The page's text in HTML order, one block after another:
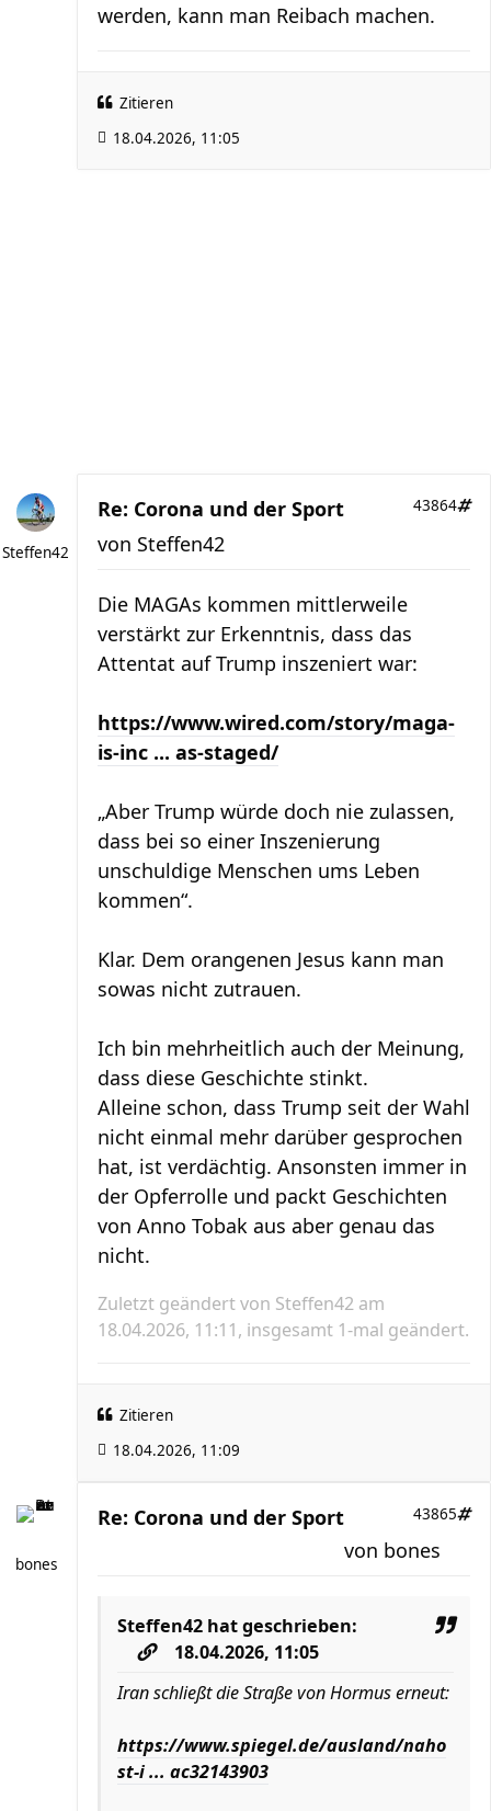
werden, kann man Reibach machen.
Zitieren
18.04.2026, 11:05
Steffen42
Re: Corona und der Sport 43864
von Steffen42
Die MAGAs kommen mittlerweile
verstärkt zur Erkenntnis, dass das
Attentat auf Trump inszeniert war:
https://www.wired.com/story/maga-
is-inc ... as-staged/
„Aber Trump würde doch nie zulassen,
dass bei so einer Inszenierung
unschuldige Menschen ums Leben
kommen“.
Klar. Dem orangenen Jesus kann man
sowas nicht zutrauen.
Ich bin mehrheitlich auch der Meinung,
dass diese Geschichte stinkt.
Alleine schon, dass Trump seit der Wahl
nicht einmal mehr darüber gesprochen
hat, ist verdächtig. Ansonsten immer in
der Opferrolle und packt Geschichten
von Anno Tobak aus aber genau das
nicht.
Zuletzt geändert von Steffen42 am
18.04.2026, 11:11, insgesamt 1-mal geändert.
Zitieren
18.04.2026, 11:09
bones
Re: Corona und der Sport 43865
von bones
Steffen42 hat geschrieben:
18.04.2026, 11:05
Iran schließt die Straße von Hormus erneut:
https://www.spiegel.de/ausland/naho
st-i ... ac32143903